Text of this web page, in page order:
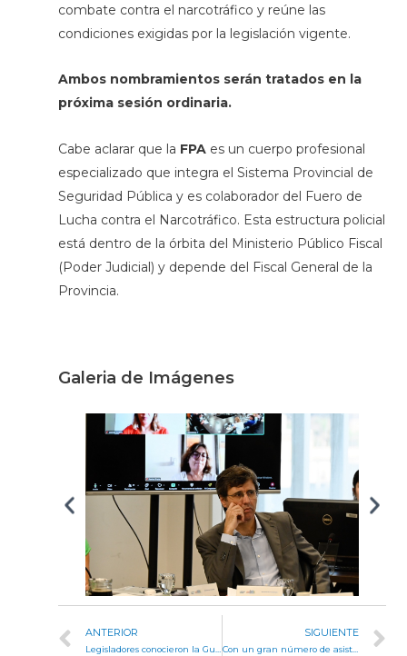
combate contra el narcotráfico y reúne las
condiciones exigidas por la legislación vigente.
Ambos nombramientos serán tratados en la
próxima sesión ordinaria.
Cabe aclarar que la FPAes un cuerpo profesional
especializado que integra el Sistema Provincial de
Seguridad Pública y es colaborador del Fuero de
Lucha contra el Narcotráfico. Esta estructura policial
está dentro de la órbita del Ministerio Público Fiscal
(Poder Judicial) y depende del Fiscal General de la
Provincia.
Galeria de Imágenes
ANTERIOR SIGUIENTE
Con un gran número de asistentes, continúan las clases del Córdoba Inspira